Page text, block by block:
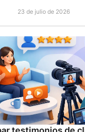
23 de julio de 2026